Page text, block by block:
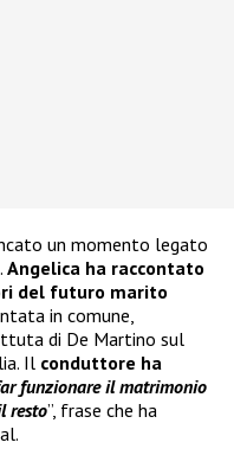
un momento legato
Angelica ha raccontato
del futuro marito
in comune,
di De Martino sul
Il conduttore ha
funzionare il matrimonio
resto”, frase che ha